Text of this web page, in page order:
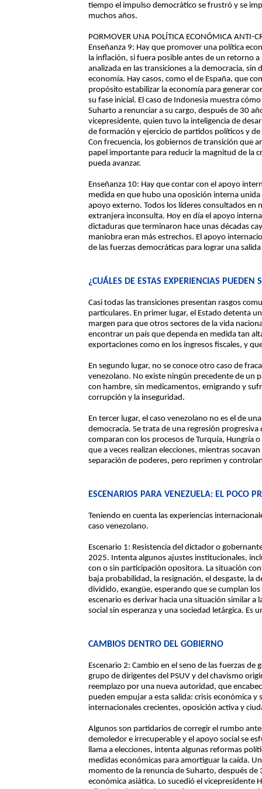
tiempo el impulso democrático se frustró y se
muchos años.
PORMOVER UNA POLÍTICA ECONÓMICA ANTI-
Enseñanza 9: Hay que promover una política
la inflación, si fuera posible antes de un retorno
analizada en las transiciones a la democracia,
economía. Hay casos, como el de España, que
propósito estabilizar la economía para generar
su fase inicial. El caso de Indonesia muestra
Suharto a renunciar a su cargo, después de 30
vicepresidente, quien tuvo la inteligencia de
de formación y ejercicio de partidos políticos y
Con frecuencia, los gobiernos de transición que
papel importante para reducir la magnitud de la
pueda avanzar.
Enseñanza 10: Hay que contar con el apoyo
medida en que hubo una oposición interna
apoyo externo. Todos los líderes consultados en
extranjera inconsulta. Hoy en día el apoyo
dictaduras que terminaron hace unas décadas
maniobra eran más estrechos. El apoyo
de las fuerzas democráticas para lograr una
¿CUÁLES DE ESTAS EXPERIENCIAS PUEDEN
Casi todas las transiciones presentan rasgos
particulares. En primer lugar, el Estado detenta
margen para que otros sectores de la vida
encontrar un país que dependa en medida tan
exportaciones como en los ingresos fiscales, y
En segundo lugar, no se conoce otro caso de
venezolano. No existe ningún precedente de un
con hambre, sin medicamentos, emigrando y
corrupción y la inseguridad.
En tercer lugar, el caso venezolano no es el de
democracia. Se trata de una regresión
comparan con los procesos de Turquía, Hungría
que a veces realizan elecciones, mientras
separación de poderes, pero reprimen y
ESCENARIOS PARA VENEZUELA: EL POCO
Teniendo en cuenta las experiencias
caso venezolano.
Escenario 1: Resistencia del dictador o
2025. Intenta algunos ajustes institucionales,
con o sin participación opositora. La situación
baja probabilidad, la resignación, el desgaste, la
dividido, exangüe, esperando que se cumplan
escenario es derivar hacia una situación similar
social sin esperanza y una sociedad letárgica. Es
CAMBIOS DENTRO DEL GOBIERNO
Escenario 2: Cambio en el seno de las fuerzas
grupo de dirigentes del PSUV y del chavismo
reemplazo por una nueva autoridad, que
pueden empujar a esta salida: crisis económica
internacionales crecientes, oposición activa y
Algunos son partidarios de corregir el rumbo
demoledor e irrecuperable y el apoyo social se
llama a elecciones, intenta algunas reformas
medidas económicas para amortiguar la caída.
momento de la renuncia de Suharto, después
económica asiática. Lo sucedió el